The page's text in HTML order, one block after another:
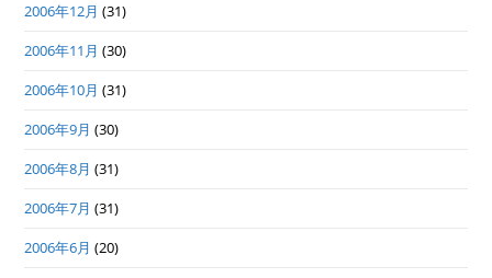
2006年12月 (31)
2006年11月 (30)
2006年10月 (31)
2006年9月 (30)
2006年8月 (31)
2006年7月 (31)
2006年6月 (20)